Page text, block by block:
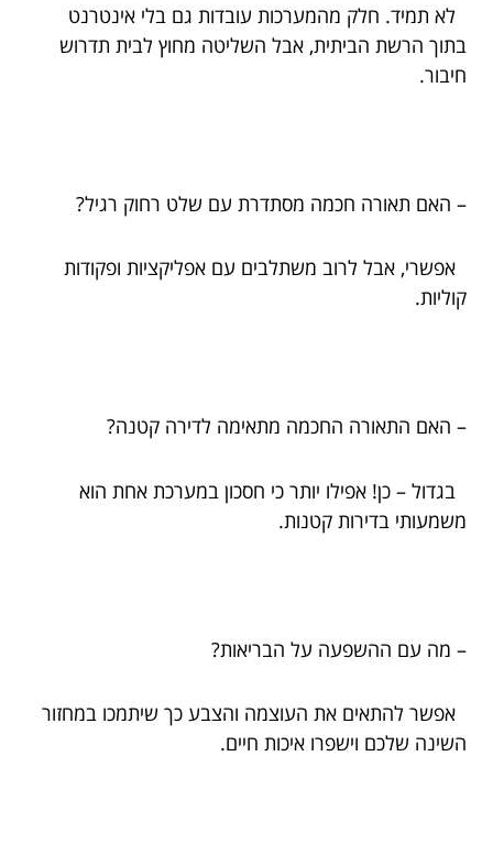
לא תמיד. חלק מהמערכות עובדות גם בלי אינטרנט
בתוך הרשת הביתית, אבל השליטה מחוץ לבית תדרוש
חיבור.
– האם תאורה חכמה מסתדרת עם שלט רחוק רגיל?
אפשרי, אבל לרוב משתלבים עם אפליקציות ופקודות
קוליות.
– האם התאורה החכמה מתאימה לדירה קטנה?
בגדול – כן! אפילו יותר כי חסכון במערכת אחת הוא
משמעותי בדירות קטנות.
– מה עם ההשפעה על הבריאות?
אפשר להתאים את העוצמה והצבע כך שיתמכו במחזור
השינה שלכם וישפרו איכות חיים.